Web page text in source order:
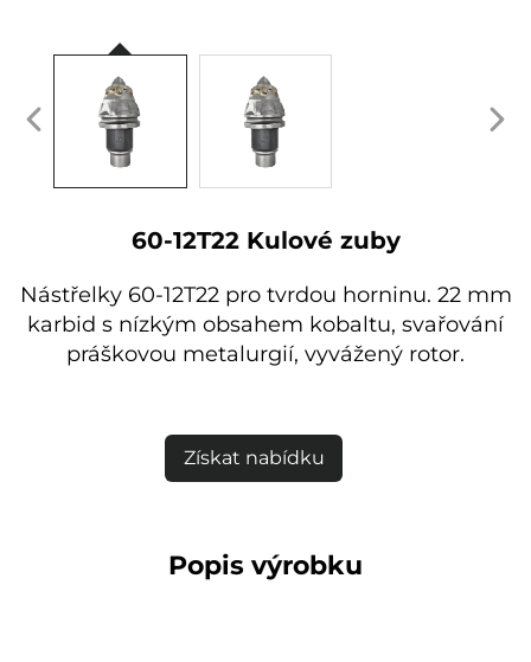
60-12T22 Kulové zuby
Nástřelky 60-12T22 pro tvrdou horninu. 22 mm
karbid s nízkým obsahem kobaltu, svařování
práškovou metalurgií, vyvážený rotor.
Získat nabídku
Popis výrobku